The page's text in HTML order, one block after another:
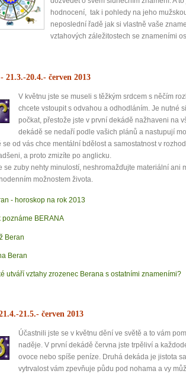
hodnocení, tak i pohledy na jeho
neposlední řadě jak si vlastně vaše
vztahových záležitostech se znameními
- 21.3.-20.4.- červen 2013
V květnu jste se museli s těžkým srdcem s něčím
chcete vstoupit s odvahou a odhodláním. Je nutné
počkat, přestože jste v první dekádě nažhaveni na
dekádě se nedaří podle vašich plánů a nastupují
se od vás chce mentální bdělost a samostatnost v
a proto zmizíte po anglicku.
se zuby nehty minulostí, neshromažďujte materiální ani
možnostem života.
- horoskop na rok 2013
poznáme BERANA
Beran
Beran
utváří vztahy zrozenec Berana s ostatními znameními?
21.5.- červen 2013
Účastnili jste se v květnu dění ve světě a to vám
naděje. V první dekádě června jste trpěliví a
ovoce nebo spíše peníze. Druhá dekáda je jistota
vytrvalost vám zpevňuje půdu pod nohama a vy